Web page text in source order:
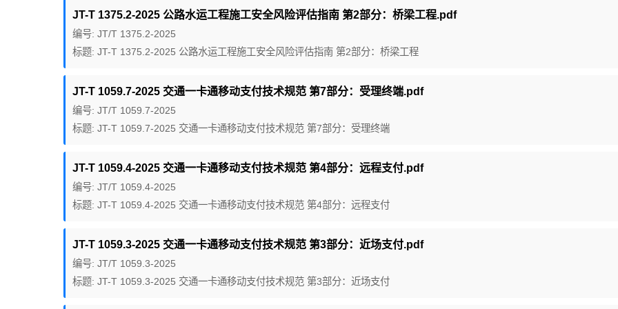
JT-T 1375.2-2025 公路水运工程施工安全风险评估指南 第2部分：桥梁工程.pdf
编号: JT/T 1375.2-2025
标题: JT-T 1375.2-2025 公路水运工程施工安全风险评估指南 第2部分：桥梁工程
JT-T 1059.7-2025 交通一卡通移动支付技术规范 第7部分：受理终端.pdf
编号: JT/T 1059.7-2025
标题: JT-T 1059.7-2025 交通一卡通移动支付技术规范 第7部分：受理终端
JT-T 1059.4-2025 交通一卡通移动支付技术规范 第4部分：远程支付.pdf
编号: JT/T 1059.4-2025
标题: JT-T 1059.4-2025 交通一卡通移动支付技术规范 第4部分：远程支付
JT-T 1059.3-2025 交通一卡通移动支付技术规范 第3部分：近场支付.pdf
编号: JT/T 1059.3-2025
标题: JT-T 1059.3-2025 交通一卡通移动支付技术规范 第3部分：近场支付